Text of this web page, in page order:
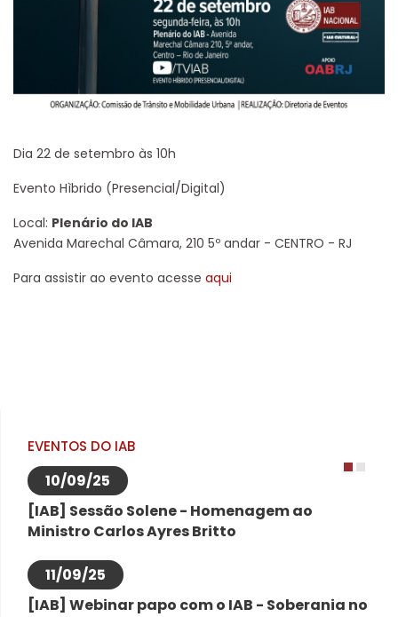
Dia 22 de setembro às 10h
Evento Hìbrido (Presencial/Digital)
Local: Plenário do IAB
Avenida Marechal Câmara, 210 5º andar - CENTRO - RJ
Para assistir ao evento acesse aqui
EVENTOS DO IAB
10/09/25
[IAB] Sessão Solene - Homenagem ao
Ministro Carlos Ayres Britto
11/09/25
[IAB] Webinar papo com o IAB - Soberania no